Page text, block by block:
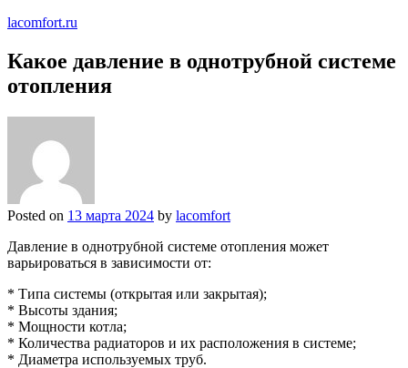
lacomfort.ru
Какое давление в однотрубной системе
отопления
Posted on 13 марта 2024 by lacomfort
Давление в однотрубной системе отопления может
варьироваться в зависимости от:
* Типа системы (открытая или закрытая);
* Высоты здания;
* Мощности котла;
* Количества радиаторов и их расположения в системе;
* Диаметра используемых труб.